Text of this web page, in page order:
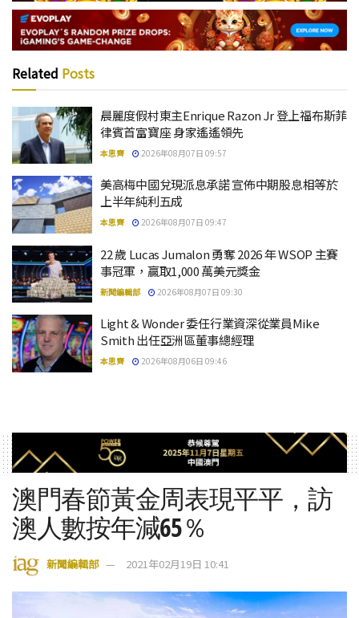
Related Posts
晨麗度假村東主Enrique Razon Jr 登上福布斯菲
律賓首富寶座 身家遙遙領先
本思齊 2026年08月07日 09:57
美高梅中國兌現派息承諾 宣佈中期股息相等於
上半年純利五成
本思齊 2026年08月07日 09:47
22 歲 Lucas Jumalon 勇奪 2026 年 WSOP 主賽
事冠軍，贏取1,000 萬美元獎金
新聞編輯部 2026年08月07日 09:30
Light & Wonder 委任行業資深從業員Mike
Smith 出任亞洲區董事總經理
本思齊 2026年08月06日 09:46
澳門春節黃金周表現平平，訪
澳人數按年減65％
新聞編輯部 2021年02月19日 10:41